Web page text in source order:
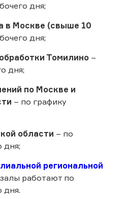
дня;
в Москве (свыше 10
дня;
Томилино –
дня;
по Москве и
– по графику
области – по
дня;
региональной
работают по
дня.